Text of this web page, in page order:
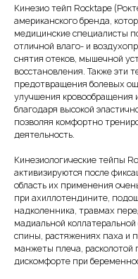
Кинезио тейп Rocktape
американского бренда,
медицинские специалисты
отличной влаго- и
снятия отеков, мышечной
восстановления. Также эти
предотвращения болевых
улучшения кровообращения
благодаря высокой
позволяя комфортно
деятельность.
Кинезиологические тейпы
активизируются после
область их применения
при ахиллотендините,
надколенника, травмах
мадиальной
спины, растяжениях паха и
манжеты плеча, расколотой
дискомфорте при